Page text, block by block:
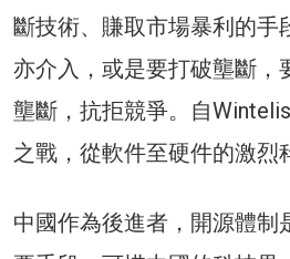
斷技術、賺取市場暴利的手
亦介入，或是要打破壟斷，
壟斷，抗拒競爭。自
之戰，從軟件至硬件的激烈
中國作為後進者，開源體制